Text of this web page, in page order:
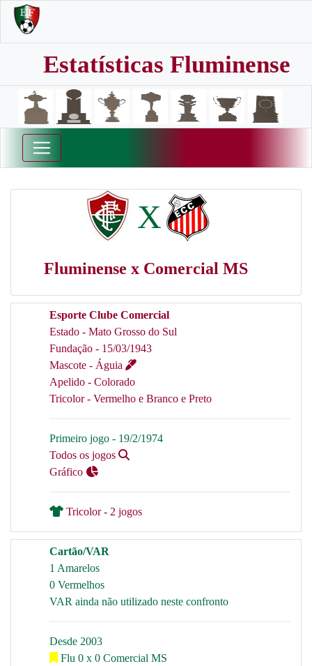
Estatísticas Fluminense
X
Fluminense x Comercial MS
Esporte Clube Comercial
Estado - Mato Grosso do Sul
Fundação - 15/03/1943
Mascote - Águia
Apelido - Colorado
Tricolor - Vermelho e Branco e Preto
Primeiro jogo - 19/2/1974
Todos os jogos
Gráfico
Tricolor - 2 jogos
Cartão/VAR
1 Amarelos
0 Vermelhos
VAR ainda não utilizado neste confronto
Desde 2003
Flu 0 x 0 Comercial MS